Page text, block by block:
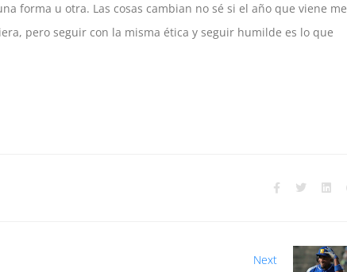
forma u otra. Las cosas cambian no sé si el año que viene me
pero seguir con la misma ética y seguir humilde es lo que
Next